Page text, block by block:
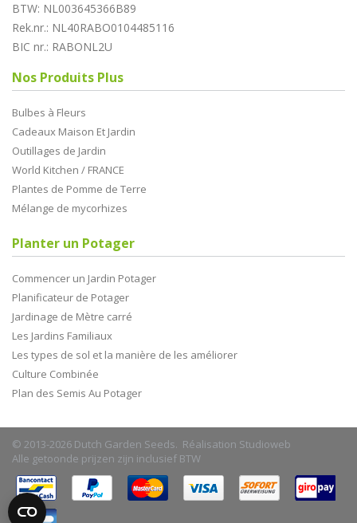
BTW: NL003645366B89
Rek.nr.: NL40RABO0104485116
BIC nr.: RABONL2U
Nos Produits Plus
Bulbes à Fleurs
Cadeaux Maison Et Jardin
Outillages de Jardin
World Kitchen / FRANCE
Plantes de Pomme de Terre
Mélange de mycorhizes
Planter un Potager
Commencer un Jardin Potager
Planificateur de Potager
Jardinage de Mètre carré
Les Jardins Familiaux
Les types de sol et la manière de les améliorer
Culture Combinée
Plan des Semis Au Potager
© 2013-2026 Dutch Garden Seeds. Réalisation Studioweb
Alle getoonde prijzen zijn inclusief BTW